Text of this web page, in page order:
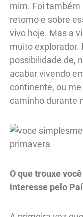
mim. Foi também
retorno e sobre
vivo hoje. Mas a
muito explorador.
possibilidade de,
acabar vivendo
continente, ou
caminho durante
O que trouxe
interesse pelo